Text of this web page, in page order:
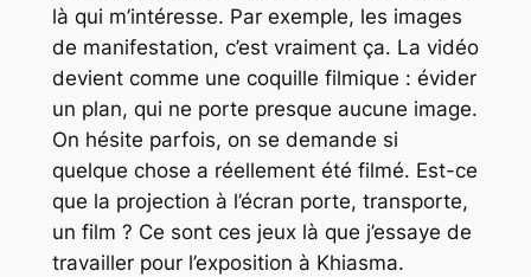
là qui m’intéresse. Par exemple, les images
de manifestation, c’est vraiment ça. La vidéo
devient comme une coquille filmique : évider
un plan, qui ne porte presque aucune image.
On hésite parfois, on se demande si
quelque chose a réellement été filmé. Est-ce
que la projection à l’écran porte, transporte,
un film ? Ce sont ces jeux là que j’essaye de
travailler pour l’exposition à Khiasma.